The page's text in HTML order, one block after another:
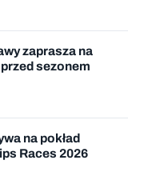
zaprasza na
sezonem
na pokład
Races 2026